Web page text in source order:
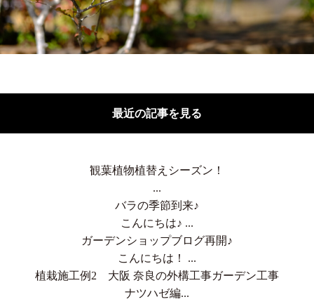
最近の記事を見る
観葉植物植替えシーズン！
...
バラの季節到来♪
こんにちは♪ ...
ガーデンショップブログ再開♪
こんにちは！ ...
植栽施工例2 大阪 奈良の外構工事ガーデン工事
ナツハゼ編...